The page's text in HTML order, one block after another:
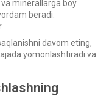
minerallarga boy
beradi.
davom eting,
yomonlashtiradi va